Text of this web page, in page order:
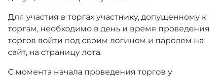
Для участия в торгах участнику, допущенному к
торгам, необходимо в день и время проведения
торгов войти под своим логином и паролем на
сайт, на страницу лота.
С момента начала проведения торгов у